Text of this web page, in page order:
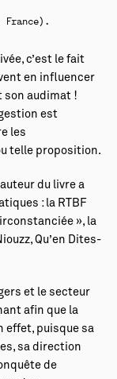
c’est le fait
en influencer
son audimat !
est
les
telle proposition.
du livre a
: la RTBF
», la
Qu’en Dites-
et le secteur
afin que la
effet, puisque sa
sa direction
de